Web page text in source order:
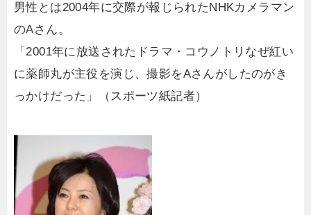
男性とは2004年に交際が報じられたNHKカメラマン
のAさん。
「2001年に放送されたドラマ・コウノトリなぜ紅い
に薬師丸が主役を演じ、撮影をAさんがしたのがき
っかけだった」（スポーツ紙記者）